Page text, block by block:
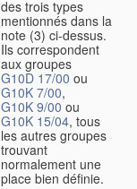
des trois types
mentionnés dans la
note (3) ci-dessus.
Ils correspondent
aux groupes
G10D 17/00 ou
G10K 7/00,
G10K 9/00 ou
G10K 15/04, tous
les autres groupes
trouvant
normalement une
place bien définie.